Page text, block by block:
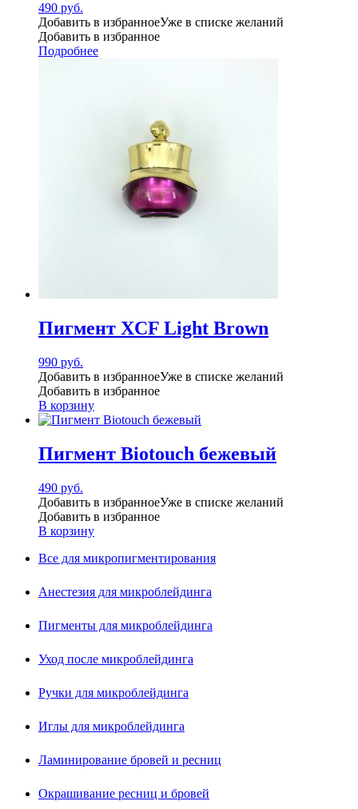
490 руб.
Добавить в избранноеУже в списке желаний
Добавить в избранное
Подробнее
Пигмент XCF Light Brown
990 руб.
Добавить в избранноеУже в списке желаний
Добавить в избранное
В корзину
Пигмент Biotouch бежевый
490 руб.
Добавить в избранноеУже в списке желаний
Добавить в избранное
В корзину
Все для микропигментирования
Анестезия для микроблейдинга
Пигменты для микроблейдинга
Уход после микроблейдинга
Ручки для микроблейдинга
Иглы для микроблейдинга
Ламинирование бровей и ресниц
Окрашивание ресниц и бровей